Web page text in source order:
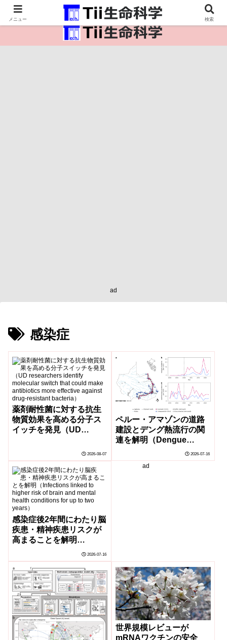
医療保健・生命・生物の情報インフラ。
ad
感染症
薬剤耐性菌に対する抗生
物質効果を高める分子ス
イッチを発見（UD
molecular switch that
could make antibiotics
more effective against
drug-resistant
bacteria）
2026-08-07
ペルー・アマゾンの道路
建設とデング熱流行の関
連を解明（Dengue
Surge Linked to Road
Development in Peru）
2026-07-16
感染症後2年間にわたり脳
疾患・精神疾患リスクが
高まることを解明
higher risk of brain and
mental health conditions
for up to two years）
2026-07-16
ad
世界規模レビューが
mRNAワクチンの安全
メニュー 検索